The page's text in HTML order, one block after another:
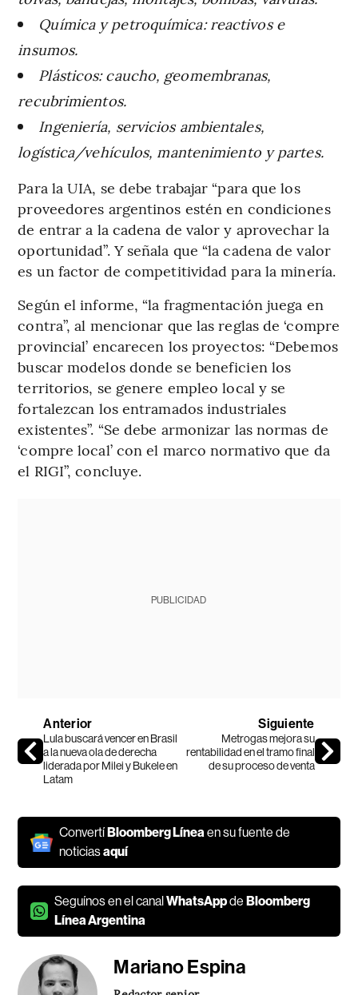
Química y petroquímica: reactivos e
insumos.
Plásticos: caucho, geomembranas,
recubrimientos.
Ingeniería, servicios ambientales,
logística/vehículos, mantenimiento y partes.
Para la UIA, se debe trabajar “para que los
proveedores argentinos estén en condiciones
de entrar a la cadena de valor y aprovechar la
oportunidad”. Y señala que “la cadena de valor
es un factor de competitividad para la minería.
Según el informe, “la fragmentación juega en
contra”, al mencionar que las reglas de ‘compre
provincial’ encarecen los proyectos: “Debemos
buscar modelos donde se beneficien los
territorios, se genere empleo local y se
fortalezcan los entramados industriales
existentes”. “Se debe armonizar las normas de
‘compre local’ con el marco normativo que da
el RIGI”, concluye.
PUBLICIDAD
Anterior
Lula buscará vencer en Brasil
a la nueva ola de derecha
liderada por Milei y Bukele en
Latam
Siguiente
Metrogas mejora su
rentabilidad en el tramo final
de su proceso de venta
Convertí Bloomberg Líneaen su fuente de
noticiasaquí
Seguínos en el canalWhatsAppde Bloomberg
Línea Argentina
Mariano Espina